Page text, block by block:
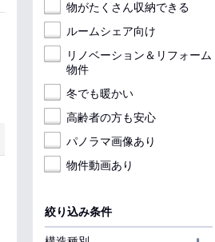
物がたくさん収納できる
ルームシェア向け
リノベーション＆リフォーム
物件
冬でも暖かい
高齢者の方も安心
パノラマ画像あり
物件動画あり
絞り込み条件